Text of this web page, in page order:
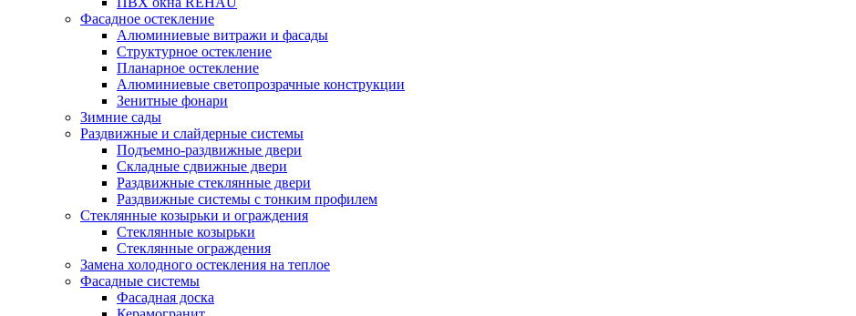
Фасадное остекление
Алюминиевые витражи и фасады
Структурное остекление
Планарное остекление
Алюминиевые светопрозрачные конструкции
Зенитные фонари
Зимние сады
Раздвижные и слайдерные системы
Подъемно-раздвижные двери
Складные сдвижные двери
Раздвижные стеклянные двери
Раздвижные системы с тонким профилем
Стеклянные козырьки и ограждения
Стеклянные козырьки
Стеклянные ограждения
Замена холодного остекления на теплое
Фасадные системы
Фасадная доска